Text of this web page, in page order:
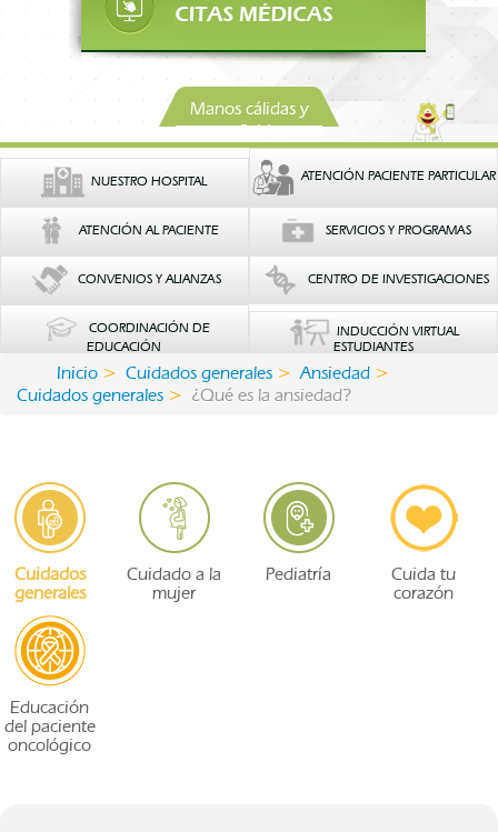
Manos cálidas y
confiables
NUESTRO HOSPITAL ATENCIÓN PACIENTE PARTICULAR
ATENCIÓN AL PACIENTE SERVICIOS Y PROGRAMAS
CONVENIOS Y ALIANZAS CENTRO DE INVESTIGACIONES
COORDINACIÓN DE
EDUCACIÓN
INDUCCIÓN VIRTUAL
ESTUDIANTES
Inicio Cuidados generales
Ansiedad
Cuidados generales
¿Qué es la ansiedad?
Cuidados
generales
Cuidado a la
mujer
Pediatría
Cuida tu
corazón
Educación
del paciente
oncológico